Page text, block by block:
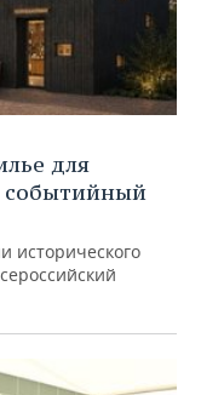
для
событийный
исторического